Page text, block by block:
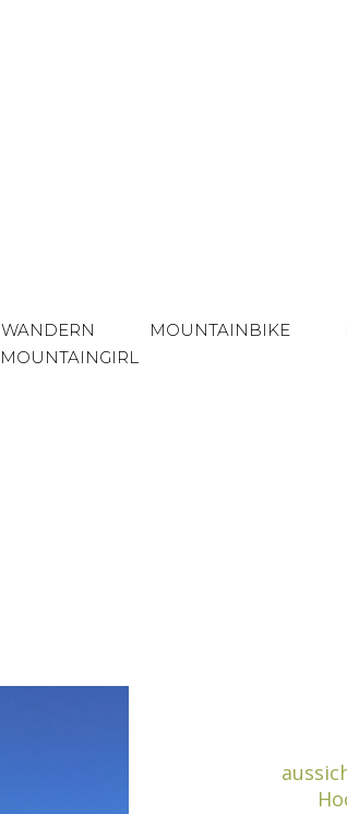
WANDERN MOUNTAINBIKE
MOUNTAINGIRL